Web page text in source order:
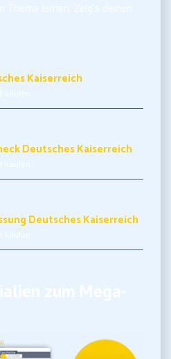
Kaiserreich
Deutsches Kaiserreich
Deutsches Kaiserreich